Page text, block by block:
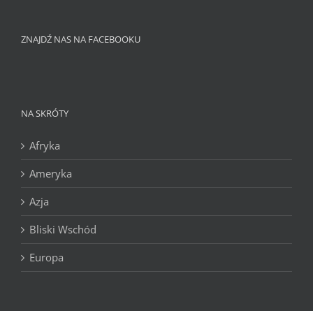
ZNAJDŹ NAS NA FACEBOOKU
NA SKRÓTY
Afryka
Ameryka
Azja
Bliski Wschód
Europa